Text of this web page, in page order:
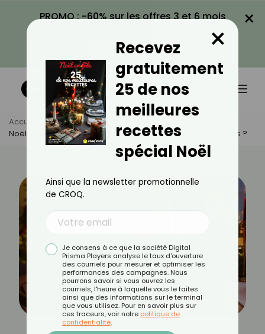
PROMO : -60% sur les offres 3 et 6 mois
VOIR LA PROMO
×
Accueil Actus
Minceur
Noël : Comment Alléger Mon Repas Sans Frustrer Mes Invités ?
Recevez
gratuitement
25 de nos
meilleures
recettes
spécial Noël
×
Ainsi que la newsletter promotionnelle
de CROQ.
Je consens à ce que la société Digital
Prisma Players analyse le taux d'ouverture
des courriels pour mesurer et optimiser les
performances des campagnes. Nous
pourrons savoir si vous ouvrez les
courriels, l'heure à laquelle vous le faites
ainsi que des informations sur le terminal
que vous utilisez. Pour en savoir plus sur
ces traceurs, voir notre politique de
confidentialité.